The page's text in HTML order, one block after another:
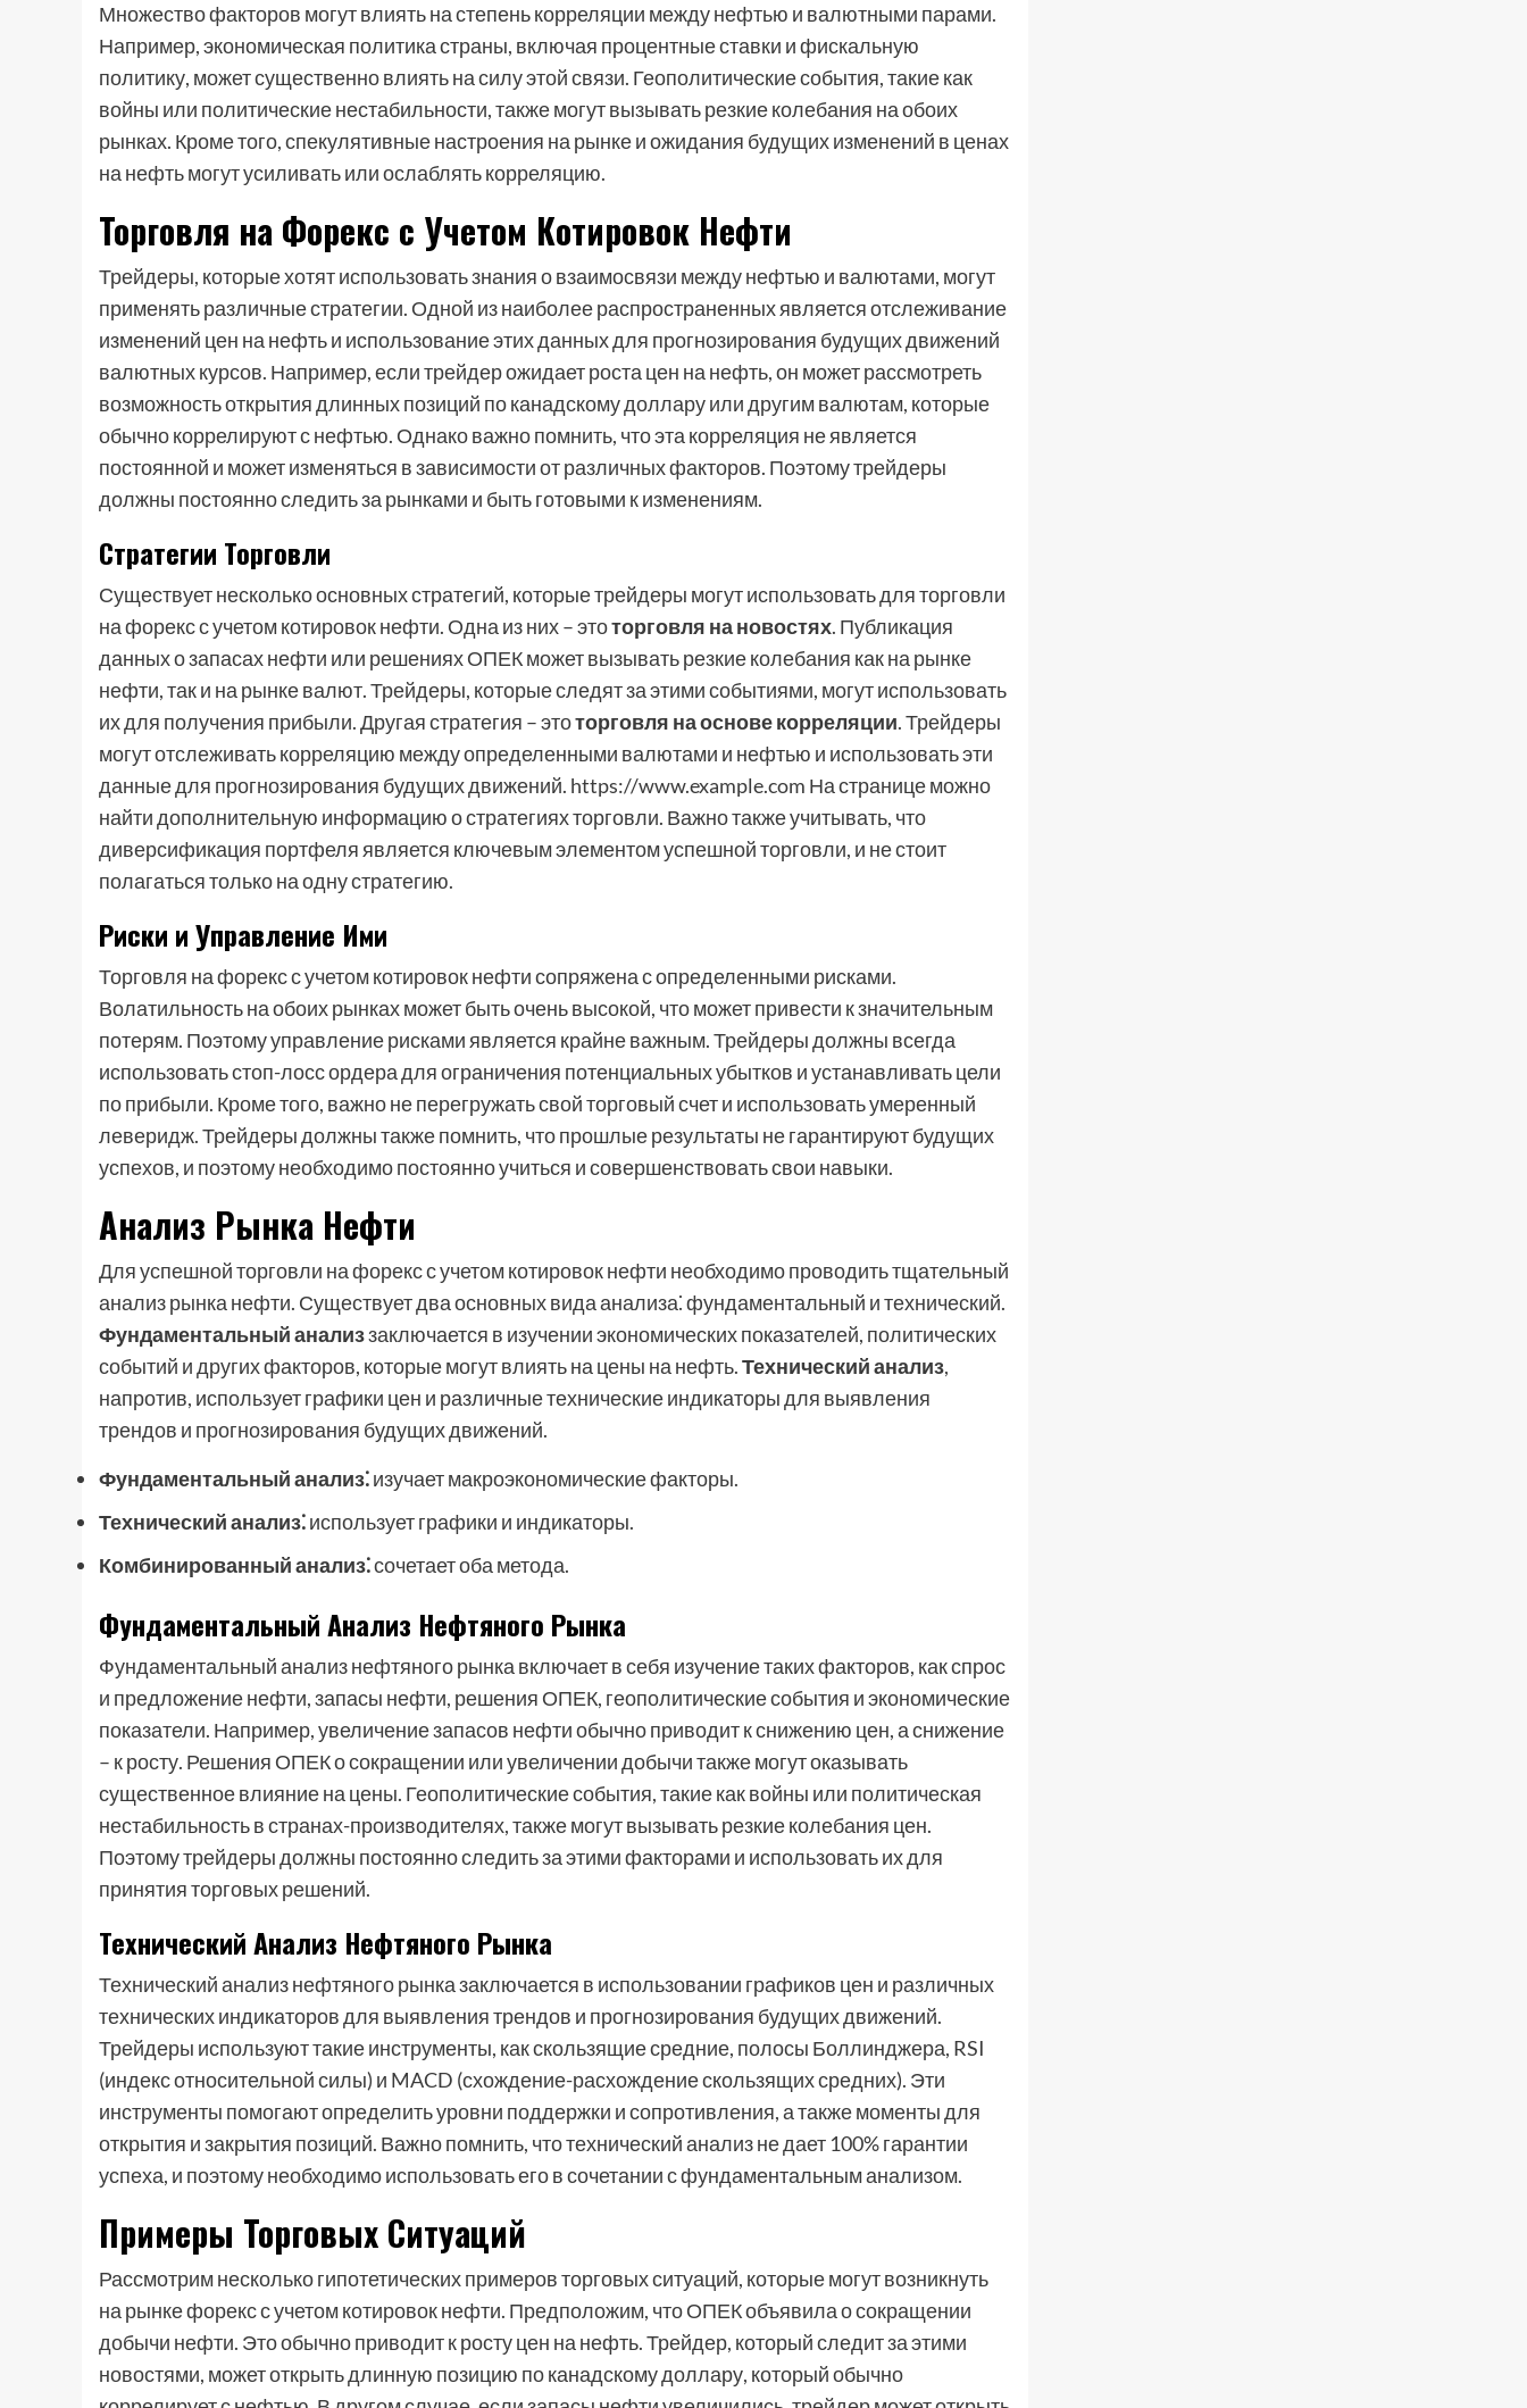
Множество факторов могут влиять на степень корреляции между нефтью и валютными парами.
Например, экономическая политика страны, включая процентные ставки и фискальную
политику, может существенно влиять на силу этой связи. Геополитические события, такие как
войны или политические нестабильности, также могут вызывать резкие колебания на обоих
рынках. Кроме того, спекулятивные настроения на рынке и ожидания будущих изменений в ценах
на нефть могут усиливать или ослаблять корреляцию.
Торговля на Форекс с Учетом Котировок Нефти
Трейдеры, которые хотят использовать знания о взаимосвязи между нефтью и валютами, могут
применять различные стратегии. Одной из наиболее распространенных является отслеживание
изменений цен на нефть и использование этих данных для прогнозирования будущих движений
валютных курсов. Например, если трейдер ожидает роста цен на нефть, он может рассмотреть
возможность открытия длинных позиций по канадскому доллару или другим валютам, которые
обычно коррелируют с нефтью. Однако важно помнить, что эта корреляция не является
постоянной и может изменяться в зависимости от различных факторов. Поэтому трейдеры
должны постоянно следить за рынками и быть готовыми к изменениям.
Стратегии Торговли
Существует несколько основных стратегий, которые трейдеры могут использовать для торговли
на форекс с учетом котировок нефти. Одна из них – этоторговля на новостях. Публикация
данных о запасах нефти или решениях ОПЕК может вызывать резкие колебания как на рынке
нефти, так и на рынке валют. Трейдеры, которые следят за этими событиями, могут использовать
их для получения прибыли. Другая стратегия – этоторговля на основе корреляции. Трейдеры
могут отслеживать корреляцию между определенными валютами и нефтью и использовать эти
данные для прогнозирования будущих движений. https://www.example.com На странице можно
найти дополнительную информацию о стратегиях торговли. Важно также учитывать, что
диверсификация портфеля является ключевым элементом успешной торговли, и не стоит
полагаться только на одну стратегию.
Риски и Управление Ими
Торговля на форекс с учетом котировок нефти сопряжена с определенными рисками.
Волатильность на обоих рынках может быть очень высокой, что может привести к значительным
потерям. Поэтому управление рисками является крайне важным. Трейдеры должны всегда
использовать стоп-лосс ордера для ограничения потенциальных убытков и устанавливать цели
по прибыли. Кроме того, важно не перегружать свой торговый счет и использовать умеренный
леверидж. Трейдеры должны также помнить, что прошлые результаты не гарантируют будущих
успехов, и поэтому необходимо постоянно учиться и совершенствовать свои навыки.
Анализ Рынка Нефти
Для успешной торговли на форекс с учетом котировок нефти необходимо проводить тщательный
анализ рынка нефти. Существует два основных вида анализа⁚ фундаментальный и технический.
Фундаментальный анализзаключается в изучении экономических показателей, политических
событий и других факторов, которые могут влиять на цены на нефть.Технический анализ,
напротив, использует графики цен и различные технические индикаторы для выявления
трендов и прогнозирования будущих движений.
Фундаментальный анализ⁚изучает макроэкономические факторы.
Технический анализ⁚использует графики и индикаторы.
Комбинированный анализ⁚сочетает оба метода.
Фундаментальный Анализ Нефтяного Рынка
Фундаментальный анализ нефтяного рынка включает в себя изучение таких факторов, как спрос
и предложение нефти, запасы нефти, решения ОПЕК, геополитические события и экономические
показатели. Например, увеличение запасов нефти обычно приводит к снижению цен, а снижение
– к росту. Решения ОПЕК о сокращении или увеличении добычи также могут оказывать
существенное влияние на цены. Геополитические события, такие как войны или политическая
нестабильность в странах-производителях, также могут вызывать резкие колебания цен.
Поэтому трейдеры должны постоянно следить за этими факторами и использовать их для
принятия торговых решений.
Технический Анализ Нефтяного Рынка
Технический анализ нефтяного рынка заключается в использовании графиков цен и различных
технических индикаторов для выявления трендов и прогнозирования будущих движений.
Трейдеры используют такие инструменты, как скользящие средние, полосы Боллинджера, RSI
(индекс относительной силы) и MACD (схождение-расхождение скользящих средних). Эти
инструменты помогают определить уровни поддержки и сопротивления, а также моменты для
открытия и закрытия позиций. Важно помнить, что технический анализ не дает 100% гарантии
успеха, и поэтому необходимо использовать его в сочетании с фундаментальным анализом.
Примеры Торговых Ситуаций
Рассмотрим несколько гипотетических примеров торговых ситуаций, которые могут возникнуть
на рынке форекс с учетом котировок нефти. Предположим, что ОПЕК объявила о сокращении
добычи нефти. Это обычно приводит к росту цен на нефть. Трейдер, который следит за этими
новостями, может открыть длинную позицию по канадскому доллару, который обычно